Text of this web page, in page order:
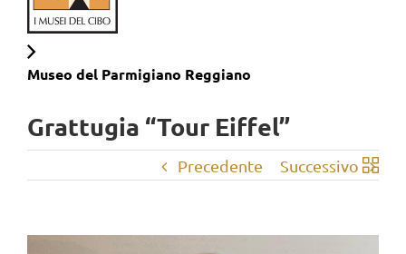
Museo del Parmigiano Reggiano
Grattugia “Tour Eiffel”
Precedente Successivo